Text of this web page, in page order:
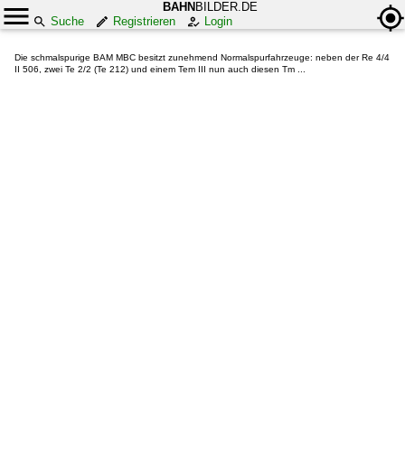
BAHN BILDER.DE
Suche
Registrieren Login
Die schmalspurige BAM MBC besitzt zunehmend Normalspurfahrzeuge: neben der Re 4/4
II 506, zwei Te 2/2 (Te 212) und einem Tem III nun auch diesen Tm ...